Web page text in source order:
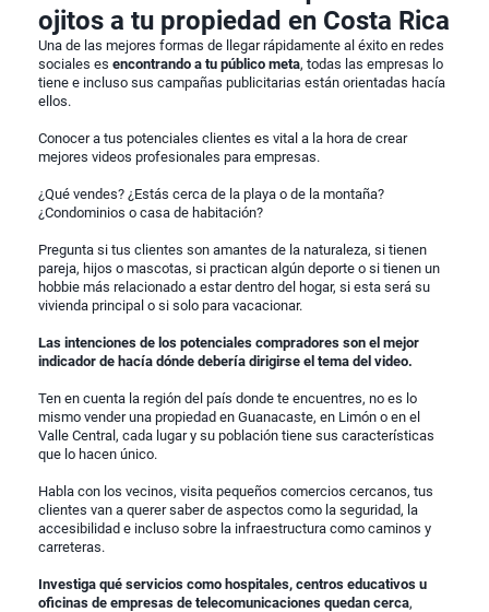
ojitos a tu propiedad en Costa Rica
Una de las mejores formas de llegar rápidamente al éxito en redes
sociales es encontrando a tu público meta, todas las empresas lo
tiene e incluso sus campañas publicitarias están orientadas hacía
ellos.
Conocer a tus potenciales clientes es vital a la hora de crear
mejores videos profesionales para empresas.
¿Qué vendes? ¿Estás cerca de la playa o de la montaña?
¿Condominios o casa de habitación?
Pregunta si tus clientes son amantes de la naturaleza, si tienen
pareja, hijos o mascotas, si practican algún deporte o si tienen un
hobbie más relacionado a estar dentro del hogar, si esta será su
vivienda principal o si solo para vacacionar.
Las intenciones de los potenciales compradores son el mejor
indicador de hacía dónde debería dirigirse el tema del video.
Ten en cuenta la región del país donde te encuentres, no es lo
mismo vender una propiedad en Guanacaste, en Limón o en el
Valle Central, cada lugar y su población tiene sus características
que lo hacen único.
Habla con los vecinos, visita pequeños comercios cercanos, tus
clientes van a querer saber de aspectos como la seguridad, la
accesibilidad e incluso sobre la infraestructura como caminos y
carreteras.
Investiga qué servicios como hospitales, centros educativos u
oficinas de empresas de telecomunicaciones quedan cerca,